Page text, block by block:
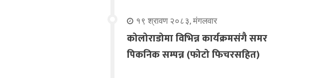
१९ श्रावण २०८३, मंगलवार
कोलोराडोमा विभिन्न कार्यक्रमसंगै समर
पिकनिक सम्पन्न (फोटो फिचरसहित)